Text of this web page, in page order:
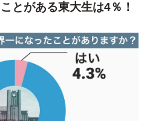
とがある東大生は4％！